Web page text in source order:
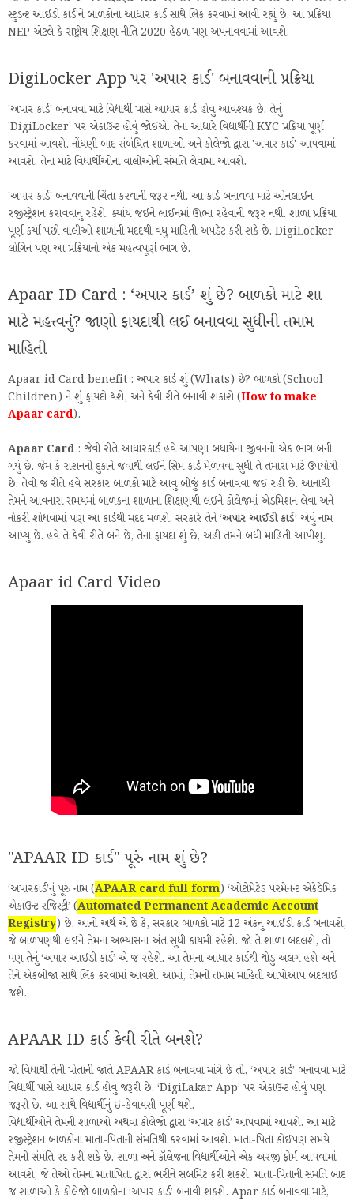
સ્ટુડન્ટ આઈડી કાર્ડ’ને બાળકોના આધાર કાર્ડ સાથે લિંક કરવામાં આવી રહ્યું છે. આ પ્રક્રિયા
NEP એટલે કે રાષ્ટ્રીય શિક્ષણ નીતિ 2020 હેઠળ પણ અપનાવવામાં આવશે.
DigiLocker App પર 'અપાર કાર્ડ' બનાવવાની પ્રક્રિયા
'અપાર કાર્ડ' બનાવવા માટે વિદ્યાર્થી પાસે આધાર કાર્ડ હોવું આવશ્યક છે. તેનું
'DigiLocker' પર એકાઉન્ટ હોવું જોઈએ. તેના આધારે વિદ્યાર્થીની KYC પ્રક્રિયા પૂર્ણ
કરવામાં આવશે. નોંધણી બાદ સંબંધિત શાળાઓ અને કોલેજો દ્વારા 'અપાર કાર્ડ' આપવામાં
આવશે. તેના માટે વિદ્યાર્થીઓના વાલીઓની સંમતિ લેવામાં આવશે.
'અપાર કાર્ડ' બનાવવાની ચિંતા કરવાની જરૂર નથી. આ કાર્ડ બનાવવા માટે ઓનલાઈન
રજીસ્ટ્રેશન કરાવવાનું રહેશે. ક્યાંય જઈને લાઈનમાં ઊભા રહેવાની જરૂર નથી. શાળા પ્રક્રિયા
પૂર્ણ કર્યા પછી વાલીઓ શાળાની મદદથી વધુ માહિતી અપડેટ કરી શકે છે. DigiLocker
લોગિન પણ આ પ્રક્રિયાનો એક મહત્વપૂર્ણ ભાગ છે.
Apaar ID Card : ‘અપાર કાર્ડ’ શું છે? બાળકો માટે શા
માટે મહત્ત્વનું? જાણો ફાયદાથી લઈ બનાવવા સુધીની તમામ
માહિતી
Apaar id Card benefit : અપાર કાર્ડ શું (Whats) છે? બાળકો (School
Children) ને શું ફાયદો થશે, અને કેવી રીતે બનાવી શકાશે (How to make
Apaar card).
Apaar Card: જેવી રીતે આધારકાર્ડ હવે આપણા બધાયેના જીવનનો એક ભાગ બની
ગયું છે. જેમ કે રાશનની દુકાને જવાથી લઈને સિમ કાર્ડ મેળવવા સુધી તે તમારા માટે ઉપયોગી
છે. તેવી જ રીતે હવે સરકાર બાળકો માટે આવું બીજું કાર્ડ બનાવવા જઈ રહી છે. આનાથી
તેમને આવનારા સમયમાં બાળકના શાળાના શિક્ષણથી લઈને કોલેજમાં એડમિશન લેવા અને
નોકરી શોધવામાં પણ આ કાર્ડથી મદદ મળશે. સરકારે તેને ‘અપાર આઈડી કાર્ડ’ એવું નામ
આપ્યું છે. હવે તે કેવી રીતે બને છે, તેના ફાયદા શું છે, અહીં તમને બધી માહિતી આપીશુ.
Apaar id Card Video
"APAAR ID કાર્ડ" પૂરું નામ શું છે?
‘અપારકાર્ડ’નું પૂરું નામ (APAAR card full form) ‘ઓટોમેટેડ પરમેનન્ટ એકેડેમિક
એકાઉન્ટ રજિસ્ટ્રી’ (Automated Permanent Academic Account
Registry) છે. આનો અર્થ એ છે કે, સરકાર બાળકો માટે 12 અંકનું આઈડી કાર્ડ બનાવશે,
જે બાળપણથી લઈને તેમના અભ્યાસના અંત સુધી કાયમી રહેશે. જો તે શાળા બદલશે, તો
પણ તેનું ‘અપાર આઈડી કાર્ડ’ એ જ રહેશે. આ તેમના આધાર કાર્ડથી થોડુ અલગ હશે અને
તેને એકબીજા સાથે લિંક કરવામાં આવશે. આમાં, તેમની તમામ માહિતી આપોઆપ બદલાઈ
જશે.
APAAR ID કાર્ડ કેવી રીતે બનશે?
જો વિદ્યાર્થી તેની પોતાની જાતે APAAR કાર્ડ બનાવવા માંગે છે તો, ‘અપાર કાર્ડ’ બનાવવા માટે
વિદ્યાર્થી પાસે આધાર કાર્ડ હોવું જરૂરી છે. ‘DigiLakar App’ પર એકાઉન્ટ હોવું પણ
જરૂરી છે. આ સાથે વિદ્યાર્થીનું ઇ-કેવાયસી પૂર્ણ થશે.
વિદ્યાર્થીઓને તેમની શાળાઓ અથવા કોલેજો દ્વારા ‘અપાર કાર્ડ’ આપવામાં આવશે. આ માટે
રજીસ્ટ્રેશન બાળકોના માતા-પિતાની સંમતિથી કરવામાં આવશે. માતા-પિતા કોઈપણ સમયે
તેમની સંમતિ રદ કરી શકે છે. શાળા અને કૉલેજના વિદ્યાર્થીઓને એક અરજી ફોર્મ આપવામાં
આવશે, જે તેઓ તેમના માતાપિતા દ્વારા ભરીને સબમિટ કરી શકશે. માતા-પિતાની સંમતિ બાદ
જ શાળાઓ કે કોલેજો બાળકોના ‘અપાર કાર્ડ’ બનાવી શકશે. Apar કાર્ડ બનાવવા માટે,